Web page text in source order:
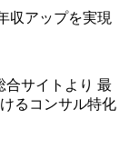
収アップを実現
合サイトより 最
るコンサル特化